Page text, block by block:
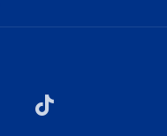
linkedinTikTok